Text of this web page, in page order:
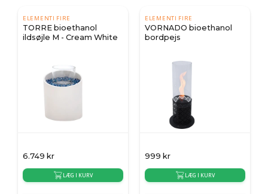
ELEMENTI FIRE
TORRE bioethanol
ildsøjle M - Cream White
6.749 kr
LÆG I KURV
ELEMENTI FIRE
VORNADO bioethanol
bordpejs
999 kr
LÆG I KURV